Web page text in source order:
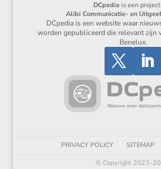
DCpedia is een
Alibi Communicatie- en
DCpedia is een website waar
worden gepubliceerd die relevant zijn
Benelux.
PRIVACY POLICY SITEMAP
© Copyright 2023-